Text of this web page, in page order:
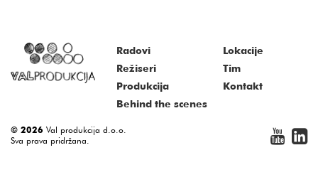
Radovi
Režiseri
Produkcija
Lokacije
Tim
Kontakt
Behind the scenes
© 2026 Val produkcija d.o.o.
Sva prava pridržana.